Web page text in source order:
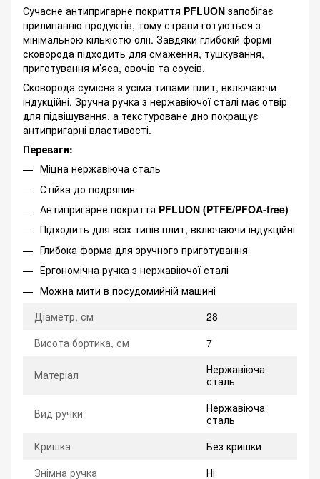
Сучасне антипригарне покриття PFLUON запобігає
прилипанню продуктів, тому страви готуються з
мінімальною кількістю олії. Завдяки глибокій формі
сковорода підходить для смаження, тушкування,
приготування м’яса, овочів та соусів.
Сковорода сумісна з усіма типами плит, включаючи
індукційні. Зручна ручка з нержавіючої сталі має отвір
для підвішування, а текстуроване дно покращує
антипригарні властивості.
Переваги:
Міцна нержавіюча сталь
Стійка до подряпин
Антипригарне покриття PFLUON (PTFE/PFOA-free)
Підходить для всіх типів плит, включаючи індукційні
Глибока форма для зручного приготування
Ергономічна ручка з нержавіючої сталі
Можна мити в посудомийній машині
Діаметр, см
28
Висота бортика, см
7
Матеріал
Нержавіюча
сталь
Вид ручки
Нержавіюча
сталь
Кришка
Без кришки
Знімна ручка
Ні